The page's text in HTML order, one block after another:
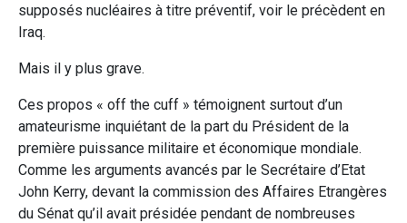
supposés nucléaires à titre préventif, voir le précèdent en
Iraq.
Mais il y plus grave.
Ces propos « off the cuff » témoignent surtout d’un
amateurisme inquiétant de la part du Président de la
première puissance militaire et économique mondiale.
Comme les arguments avancés par le Secrétaire d’Etat
John Kerry, devant la commission des Affaires Etrangères
du Sénat qu’il avait présidée pendant de nombreuses